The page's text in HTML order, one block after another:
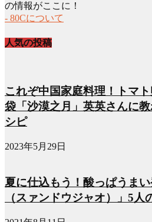
の情報がここに！
- 80Cについて
人気の投稿
これぞ中国家庭料理！トマ
袋「沙漠之月」英英さんに
シピ
2023年5月29日
夏に仕込もう！酸っぱうま
（スァンドウジャオ）」5人